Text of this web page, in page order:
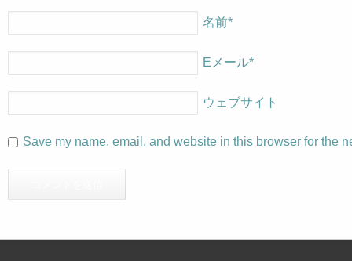
名前*
Eメール*
ウェブサイト
Save my name, email, and website in this browser for the